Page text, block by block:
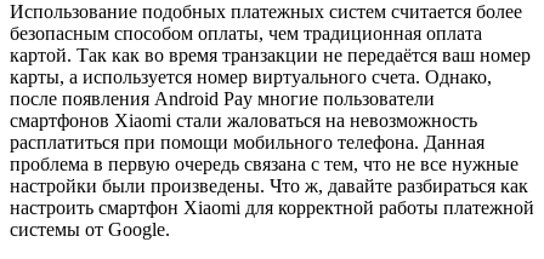
Использование подобных платежных систем считается более
безопасным способом оплаты, чем традиционная оплата
картой. Так как во время транзакции не передаётся ваш номер
карты, а используется номер виртуального счета. Однако,
после появления Android Pay многие пользователи
смартфонов Xiaomi стали жаловаться на невозможность
расплатиться при помощи мобильного телефона. Данная
проблема в первую очередь связана с тем, что не все нужные
настройки были произведены. Что ж, давайте разбираться как
настроить смартфон Xiaomi для корректной работы платежной
системы от Google.